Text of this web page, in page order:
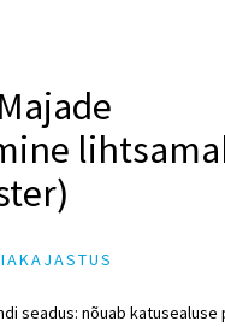
seadus: nõuab katusealuse